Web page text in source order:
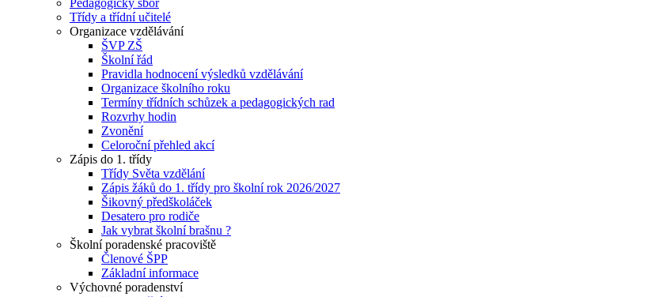
Pedagogický sbor
Třídy a třídní učitelé
Organizace vzdělávání
ŠVP ZŠ
Školní řád
Pravidla hodnocení výsledků vzdělávání
Organizace školního roku
Termíny třídních schůzek a pedagogických rad
Rozvrhy hodin
Zvonění
Celoroční přehled akcí
Zápis do 1. třídy
Třídy Světa vzdělání
Zápis žáků do 1. třídy pro školní rok 2026/2027
Šikovný předškoláček
Desatero pro rodiče
Jak vybrat školní brašnu ?
Školní poradenské pracoviště
Členové ŠPP
Základní informace
Výchovné poradenství